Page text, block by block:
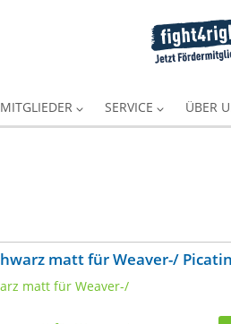
MITGLIEDER SERVICE ÜBER
matt für Weaver-/